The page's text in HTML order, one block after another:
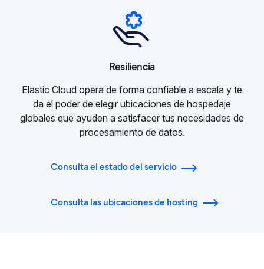
Resiliencia
Elastic Cloud opera de forma confiable a escala y te
da el poder de elegir ubicaciones de hospedaje
globales que ayuden a satisfacer tus necesidades de
procesamiento de datos.
Consulta el estado del servicio
Consulta las ubicaciones de hosting